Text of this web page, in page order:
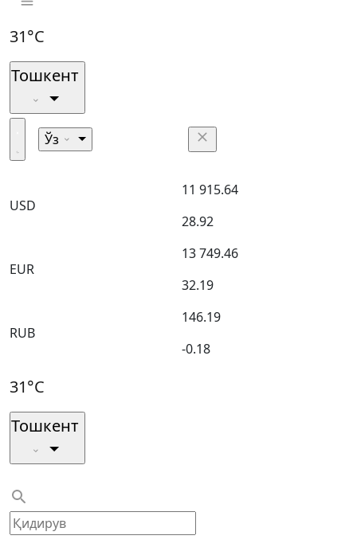
31°C
Тошкент
Ўз
USD
11 915.64
28.92
EUR
13 749.46
32.19
RUB
146.19
-0.18
31°C
Тошкент